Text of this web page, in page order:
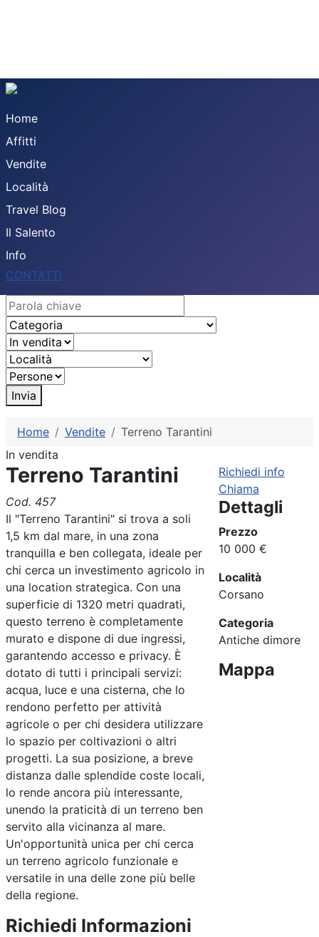
Home
Affitti
Vendite
Località
Travel Blog
Il Salento
Info
CONTATTI
Invia
Home Vendite
Terreno Tarantini
In vendita
Terreno Tarantini
Cod. 457
Il "Terreno Tarantini" si trova a soli
1,5 km dal mare, in una zona
tranquilla e ben collegata, ideale per
chi cerca un investimento agricolo in
una location strategica. Con una
superficie di 1320 metri quadrati,
questo terreno è completamente
murato e dispone di due ingressi,
garantendo accesso e privacy. È
dotato di tutti i principali servizi:
acqua, luce e una cisterna, che lo
rendono perfetto per attività
agricole o per chi desidera utilizzare
lo spazio per coltivazioni o altri
progetti. La sua posizione, a breve
distanza dalle splendide coste locali,
lo rende ancora più interessante,
unendo la praticità di un terreno ben
servito alla vicinanza al mare.
Un'opportunità unica per chi cerca
un terreno agricolo funzionale e
versatile in una delle zone più belle
della regione.
Richiedi Informazioni
Richiedi info
Chiama
Dettagli
Prezzo
10 000 €
Località
Corsano
Categoria
Antiche dimore
Mappa